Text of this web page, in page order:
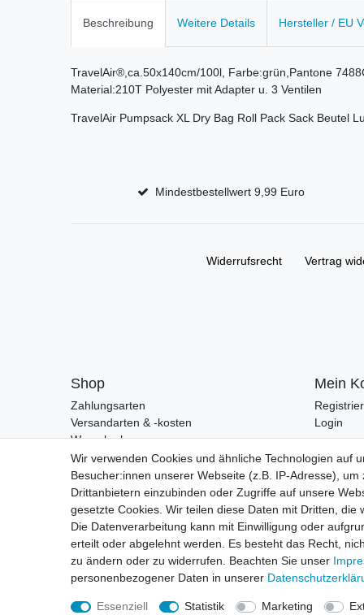
Beschreibung Weitere Details Hersteller / EU
TravelAir®,ca.50x140cm/100l, Farbe:grün,Pantone
Material:210T Polyester mit Adapter u. 3 Ventilen
TravelAir Pumpsack XL Dry Bag Roll Pack Sack Beutel
Mindestbestellwert 9,99 Euro
Widerrufs­recht Vertrag
Shop
Zahlungsarten
Versandarten & -kosten
Warenkorb
Zur Kasse
Mein
Login
Wir verwenden Cookies und ähnliche Technologien auf
Besucher:innen unserer Webseite (z.B. IP-Adresse),
Drittanbietern einzubinden oder Zugriffe auf unsere
gesetzte Cookies. Wir teilen diese Daten mit Dritten, die
Die Datenverarbeitung kann mit Einwilligung oder
erteilt oder abgelehnt werden. Es besteht das Recht,
zu ändern oder zu widerrufen. Beachten Sie unser
personenbezogener Daten in unserer
Essenziell Statistik Marketing